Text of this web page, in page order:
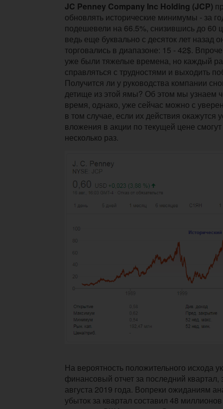
JC Penney Company Inc Holding (JCP)
обновлять исторические минимумы - за
подешевели на 66.5%, снизившись до 60
ведь еще буквально с десяток лет назад
торговались в диапазоне: 15 - 42$.
уже были тяжелые времена, но каждый
справляться с трудностями и выходить
Получится ли у руководства компании
детище из этой ямы? Об этом мы узнаем
время, однако, уже сейчас можно с
в том случае, если их действия окажутся
вложения в акции по текущей цене смогут
несколько раз.
На вероятность положительного исхода
финансовый отчет за последний квартал,
августа 2019 года. Вопреки ожиданиям
убыток за квартал составил 48